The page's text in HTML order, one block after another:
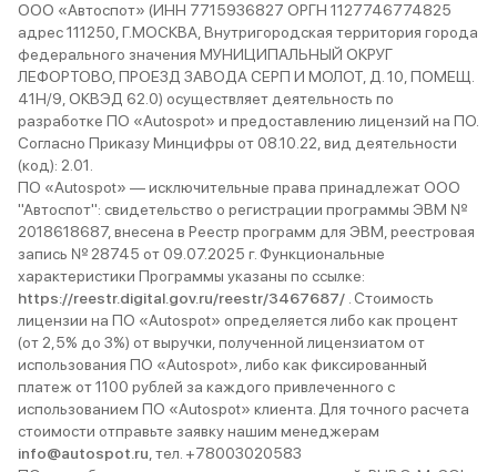
ООО «Автоспот» (ИНН 7715936827 ОРГН 1127746774825
адрес 111250, Г.МОСКВА, Внутригородская территория города
федерального значения МУНИЦИПАЛЬНЫЙ ОКРУГ
ЛЕФОРТОВО, ПРОЕЗД ЗАВОДА СЕРП И МОЛОТ, Д. 10, ПОМЕЩ.
41Н/9, ОКВЭД 62.0) осуществляет деятельность по
разработке ПО «Autospot» и предоставлению лицензий на ПО.
Согласно Приказу Минцифры от 08.10.22, вид деятельности
(код): 2.01.
ПО «Autospot» — исключительные права принадлежат ООО
"Автоспот": свидетельство о регистрации программы ЭВМ №
2018618687, внесена в Реестр программ для ЭВМ, реестровая
запись № 28745 от 09.07.2025 г. Функциональные
характеристики Программы указаны по ссылке:
https://reestr.digital.gov.ru/reestr/3467687/ . Стоимость
лицензии на ПО «Autospot» определяется либо как процент
(от 2,5% до 3%) от выручки, полученной лицензиатом от
использования ПО «Autospot», либо как фиксированный
платеж от 1100 рублей за каждого привлеченного с
использованием ПО «Autospot» клиента. Для точного расчета
стоимости отправьте заявку нашим менеджерам
info@autospot.ru , тел. +78003020583